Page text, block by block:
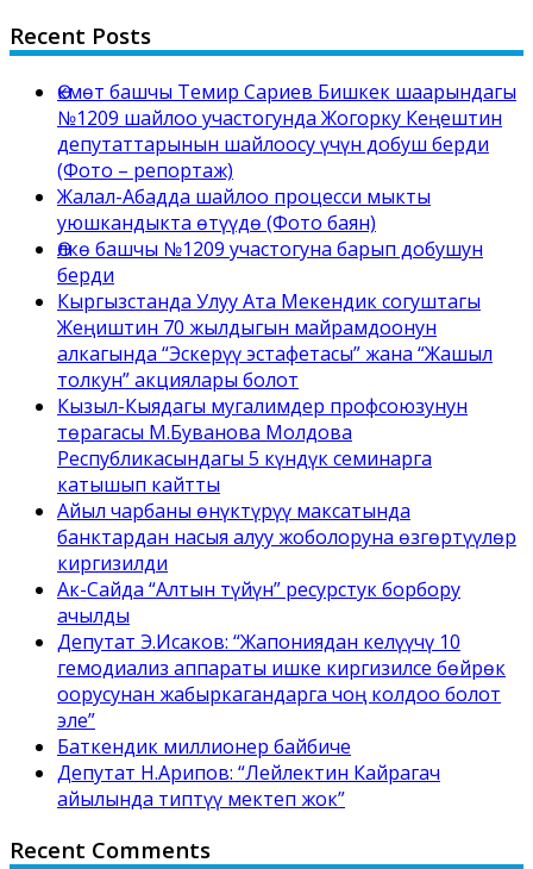
Recent Posts
Өкмөт башчы Темир Сариев Бишкек шаарындагы
№1209 шайлоо участогунда Жогорку Кеңештин
депутаттарынын шайлоосу үчүн добуш берди
(Фото – репортаж)
Жалал-Абадда шайлоо процесси мыкты
уюшкандыкта өтүүдө (Фото баян)
Өлкө башчы №1209 участогуна барып добушун
берди
Кыргызстанда Улуу Ата Мекендик согуштагы
Жеңиштин 70 жылдыгын майрамдоонун
алкагында “Эскерүү эстафетасы” жана “Жашыл
толкун” акциялары болот
Кызыл-Кыядагы мугалимдер профсоюзунун
төрагасы М.Буванова Молдова
Республикасындагы 5 күндүк семинарга
катышып кайтты
Айыл чарбаны өнүктүрүү максатында
банктардан насыя алуу жоболоруна өзгөртүүлөр
киргизилди
Ак-Сайда “Алтын түйүн” ресурстук борбору
ачылды
Депутат Э.Исаков: “Жапониядан келүүчү 10
гемодиализ аппараты ишке киргизилсе бөйрөк
оорусунан жабыркагандарга чоң колдоо болот
эле”
Баткендик миллионер байбиче
Депутат Н.Арипов: “Лейлектин Кайрагач
айылында типтүү мектеп жок”
Recent Comments